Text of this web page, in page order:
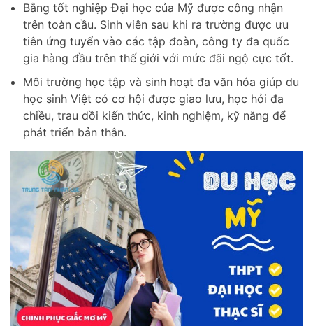
Bằng tốt nghiệp Đại học của Mỹ được công nhận
trên toàn cầu. Sinh viên sau khi ra trường được ưu
tiên ứng tuyển vào các tập đoàn, công ty đa quốc
gia hàng đầu trên thế giới với mức đãi ngộ cực tốt.
Môi trường học tập và sinh hoạt đa văn hóa giúp du
học sinh Việt có cơ hội được giao lưu, học hỏi đa
chiều, trau dồi kiến thức, kinh nghiệm, kỹ năng để
phát triển bản thân.